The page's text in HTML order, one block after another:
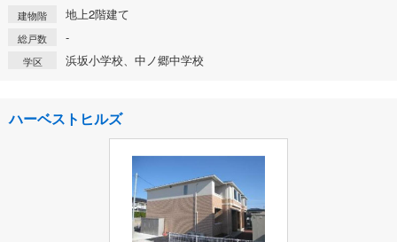
建物階 地上2階建て
総戸数 -
学区 浜坂小学校、中ノ郷中学校
ハーベストヒルズ